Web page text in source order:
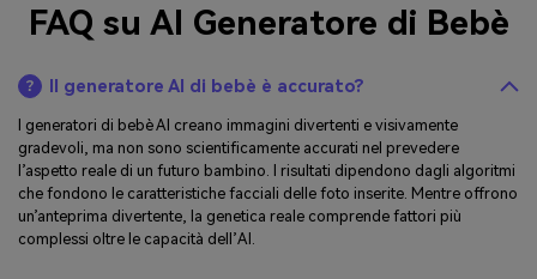
FAQ su AI Generatore di Bebè
Il generatore AI di bebè è accurato?
I generatori di bebè AI creano immagini divertenti e visivamente
gradevoli, ma non sono scientificamente accurati nel prevedere
l’aspetto reale di un futuro bambino. I risultati dipendono dagli algoritmi
che fondono le caratteristiche facciali delle foto inserite. Mentre offrono
un’anteprima divertente, la genetica reale comprende fattori più
complessi oltre le capacità dell’AI.